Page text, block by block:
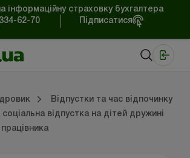
інформаційну страховку бухгалтера
62-70
Підписатися
Відпустки та час відпочинку
відпустка на дітей дружині